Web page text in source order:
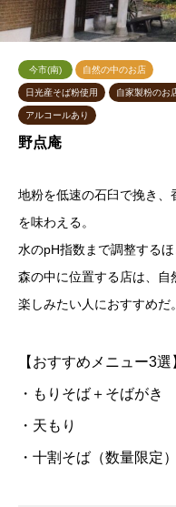
今市(南) 自然の中のお店
日光産そば粉使用 自家製粉のお
アルコールあり
野点庵
地粉を低速の石臼で挽き
を味わえる。
水のpH指数まで調整する
森の中に位置する店は、自
楽しみたい人におすすめだ。
【おすすめメニュー3選
・もりそば＋そばがき
・天もり
・十割そば（数量限定）